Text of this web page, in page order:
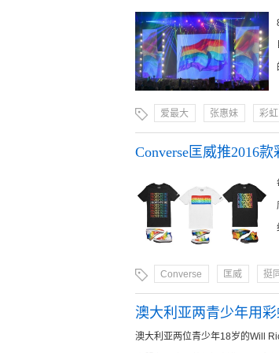
爱最大 张惠妹 彩虹
Converse匡威推2016
Converse 匡威 挺
澳大利亚两青少年用
澳大利亚两位青少年18岁的Will